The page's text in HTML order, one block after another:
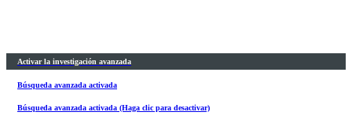
Activar la investigación avanzada
Búsqueda avanzada activada
Búsqueda avanzada activada (Haga clic para desactivar)